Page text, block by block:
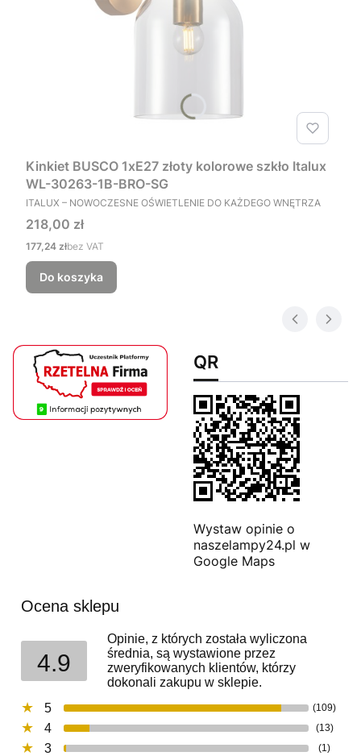
Kinkiet BUSCO 1xE27 złoty kolorowe szkło Italux
WL-30263-1B-BRO-SG
PRODUCENT
ITALUX – NOWOCZESNE OŚWIETLENIE DO KAŻDEGO WNĘTRZA
Cena
218,00 zł
Cena
177,24 złbez VAT
Do koszyka
QR
Wystaw opinie o
naszelampy24.pl w
Google Maps
Ocena sklepu
4.9
Opinie, z których została wyliczona
średnia, są wystawione przez
zweryfikowanych klientów, którzy
dokonali zakupu w sklepie.
5
(109)
4 (13)
3 (1)